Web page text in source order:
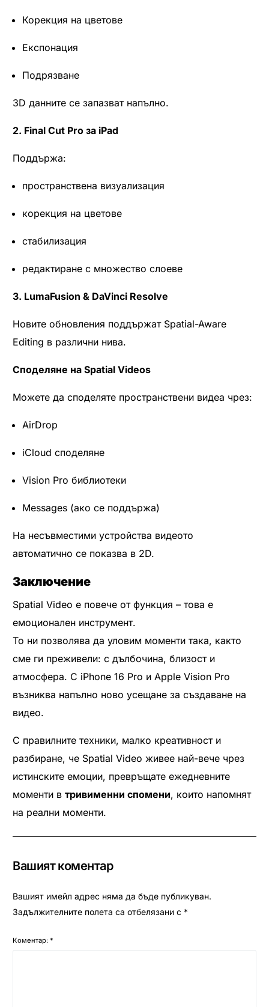
Корекция на цветове
Експонация
Подрязване
3D данните се запазват напълно.
2. Final Cut Pro за iPad
Поддържа:
пространствена визуализация
корекция на цветове
стабилизация
редактиране с множество слоеве
3. LumaFusion & DaVinci Resolve
Новите обновления поддържат Spatial-Aware
Editing в различни нива.
Споделяне на Spatial Videos
Можете да споделяте пространствени видеа чрез:
AirDrop
iCloud споделяне
Vision Pro библиотеки
Messages (ако се поддържа)
На несъвместими устройства видеото
автоматично се показва в 2D.
Заключение
Spatial Video е повече от функция – това е
емоционален инструмент.
То ни позволява да уловим моменти така, както
сме ги преживели: с дълбочина, близост и
атмосфера. С iPhone 16 Pro и Apple Vision Pro
възниква напълно ново усещане за създаване на
видео.
С правилните техники, малко креативност и
разбиране, че Spatial Video живее най-вече чрез
истинските емоции, превръщате ежедневните
моменти втривимeнни спомени, които напомнят
на реални моменти.
Вашият коментар
Вашият имейл адрес няма да бъде публикуван.
Задължителните полета са отбелязани с *
Коментар:*